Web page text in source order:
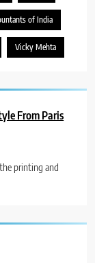
of India
Vicky Mehta
From Paris
printing and